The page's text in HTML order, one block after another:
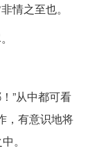
情之至也。
”从中都可看
，有意识地将
。